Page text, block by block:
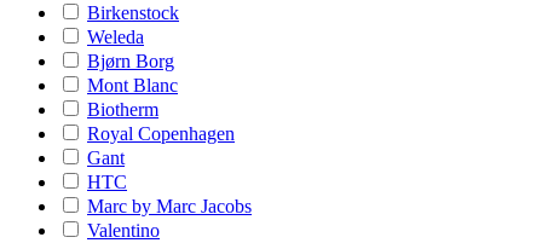
Birkenstock
Weleda
Bjørn Borg
Mont Blanc
Biotherm
Royal Copenhagen
Gant
HTC
Marc by Marc Jacobs
Valentino